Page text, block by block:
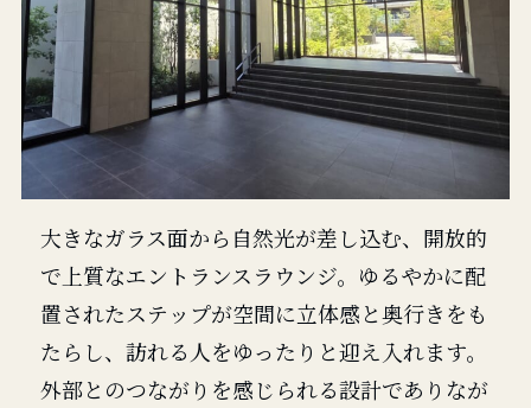
大きなガラス面から自然光が差し込む、開放的
で上質なエントランスラウンジ。ゆるやかに配
置されたステップが空間に立体感と奥行きをも
たらし、訪れる人をゆったりと迎え入れます。
外部とのつながりを感じられる設計でありなが